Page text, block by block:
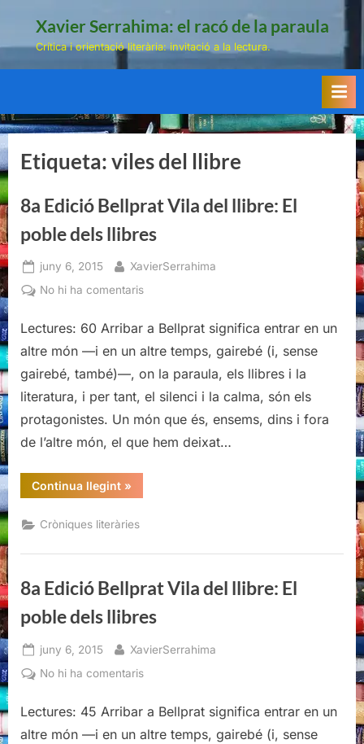
Xavier Serrahima: el racó de la paraula
Crítica i orientació literària: invitació a la lectura.
Etiqueta:viles del llibre
8a Edició Bellprat Vila del llibre: El
poble dels llibres
Posted
on
juny 6, 2015 By
XavierSerrahima
No hi ha comentarisa
Edició
Bellprat
del
llibre:
El
poble
Lectures: 60 Arribar a Bellprat significa entrar en un
altre món —i en un altre temps, gairebé (i, sense
gairebé, també)—, on la paraula, els llibres i la
literatura, i per tant, el silenci i la calma, són els
protagonistes. Un món que és, ensems, dins i fora
de l’altre món, el que hem deixat…
Continua llegint“8a
Edició
Vila
del
El
llibres”
»
Cròniques literàries
8a Edició Bellprat Vila del llibre: El
poble dels llibres
Posted
on
juny 6, 2015 By
XavierSerrahima
No hi ha comentarisa
Edició
Bellprat
Lectures: 45 Arribar a Bellprat significa entrar en un
altre món —i en un altre temps, gairebé (i, sense